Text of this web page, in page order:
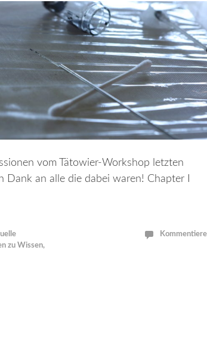
vom Tätowier-Workshop letzten
Dank an alle die dabei waren! Chapter I
zu Wissen,